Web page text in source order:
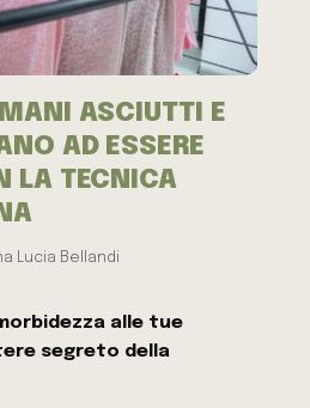
ASCIUTTI E
AD ESSERE
LA TECNICA
Lucia Bellandi
alle tue
segreto della